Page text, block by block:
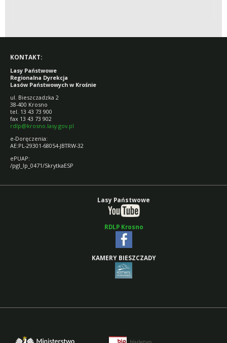
KONTAKT:
Lasy Państwowe
Regionalna Dyrekcja
Lasów Państwowych w Krośnie
ul. Bieszczadzka 2
38-400 Krosno
tel. 13 43 73 900
fax 13 43 73 902
rdlp@krosno.lasy.gov.pl
e-Doręczenia:
AE:PL-29301-68054-JBTRW-32
ePUAP:
/pgl_lp_0471/SkrytkaESP
Lasy Państwowe
RDLP Krosno
KAMERY BIESZCZADY